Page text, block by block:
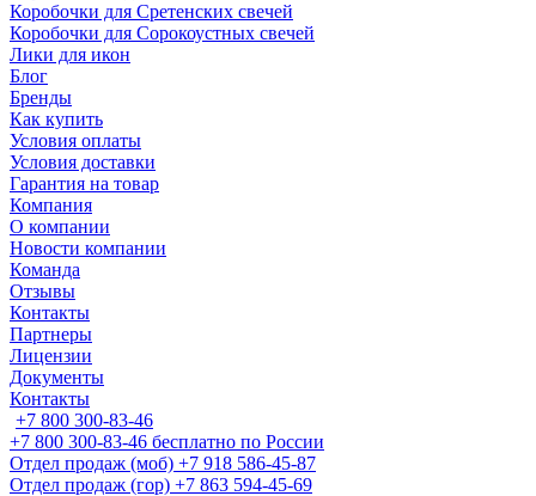
Коробочки для Сретенских свечей
Коробочки для Сорокоустных свечей
Лики для икон
Блог
Бренды
Как купить
Условия оплаты
Условия доставки
Гарантия на товар
Компания
О компании
Новости компании
Команда
Отзывы
Контакты
Партнеры
Лицензии
Документы
Контакты
+7 800 300-83-46
+7 800 300-83-46 бесплатно по России
Отдел продаж (моб) +7 918 586-45-87
Отдел продаж (гор) +7 863 594-45-69